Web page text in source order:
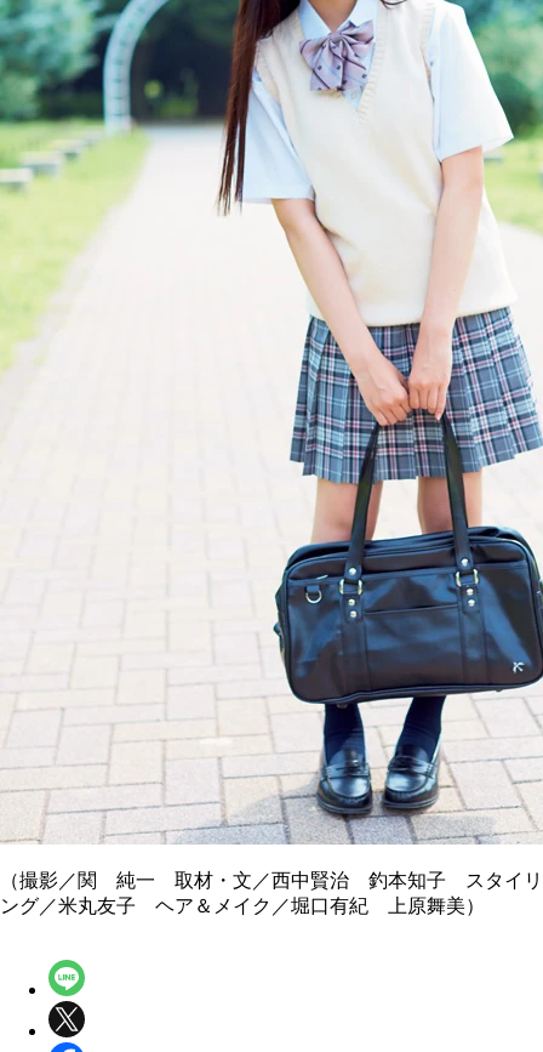
（撮影／関 純一 取材・文／西中賢治 釣本知子 スタイリ
ング／米丸友子 ヘア＆メイク／堀口有紀 上原舞美）